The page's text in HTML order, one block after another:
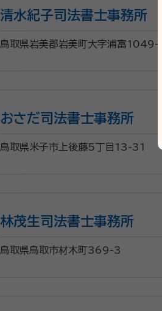
清水紀子司法書士事務所
鳥取県岩美郡岩美町大字浦富1049-8
おさだ司法書士事務所
鳥取県米子市上後藤5丁目13-31
林茂生司法書士事務所
鳥取県鳥取市材木町369-3